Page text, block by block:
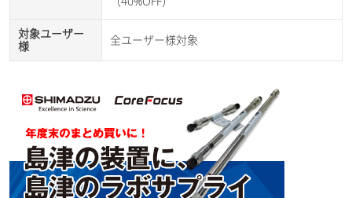
対象ユーザー
様
全ユーザー様対象